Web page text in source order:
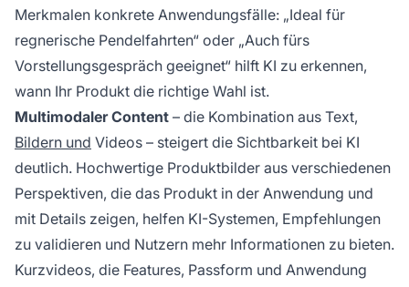
Merkmalen konkrete Anwendungsfälle: „Ideal für
regnerische Pendelfahrten“ oder „Auch fürs
Vorstellungsgespräch geeignet“ hilft KI zu erkennen,
wann Ihr Produkt die richtige Wahl ist.
Multimodaler Content – die Kombination aus Text,
Bildern und Videos – steigert die Sichtbarkeit bei KI
deutlich. Hochwertige Produktbilder aus verschiedenen
Perspektiven, die das Produkt in der Anwendung und
mit Details zeigen, helfen KI-Systemen, Empfehlungen
zu validieren und Nutzern mehr Informationen zu bieten.
Kurzvideos, die Features, Passform und Anwendung